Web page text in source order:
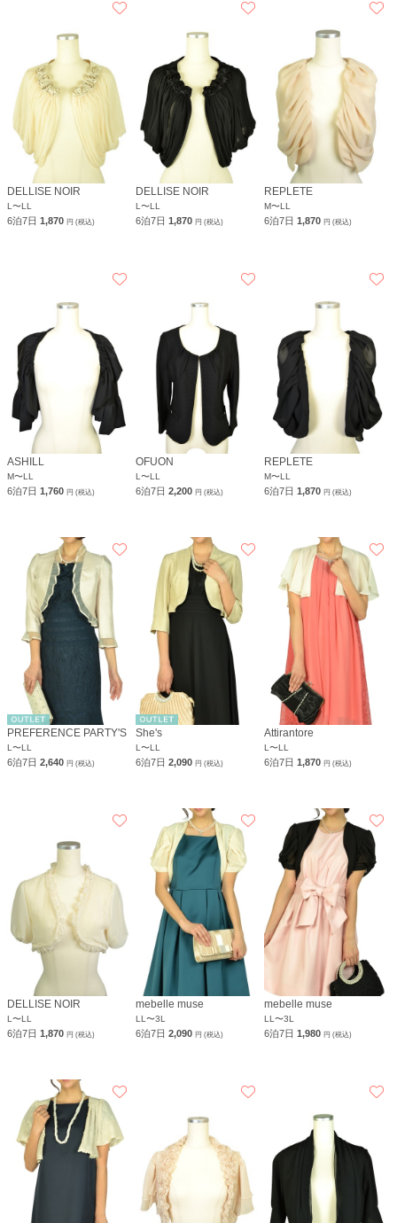
DELLISE NOIR
L〜LL
6泊7日 1,870 円 (税込)
DELLISE NOIR
L〜LL
6泊7日1,870円 (税込)
REPLETE
M〜LL
6泊7日1,870円 (税込)
ASHILL
M〜LL
6泊7日 1,760 円 (税込)
OFUON
L〜LL
6泊7日2,200円 (税込)
REPLETE
M〜LL
6泊7日1,870円 (税込)
PREFERENCE PARTY'S
L〜LL
6泊7日 2,640 円 (税込)
She's
L〜LL
6泊7日2,090円 (税込)
Attirantore
L〜LL
6泊7日1,870円 (税込)
DELLISE NOIR
L〜LL
6泊7日 1,870 円 (税込)
mebelle muse
LL〜3L
6泊7日2,090円 (税込)
mebelle muse
LL〜3L
6泊7日1,980円 (税込)